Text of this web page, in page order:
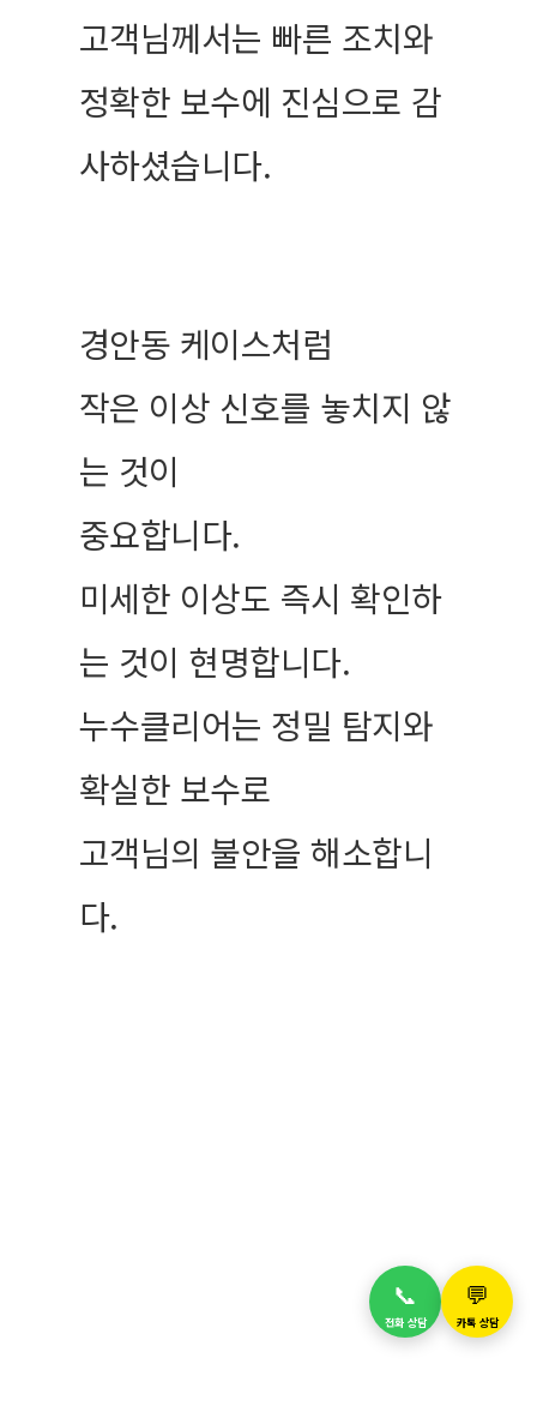
고객님께서는 빠른 조치와
정확한 보수에 진심으로 감
사하셨습니다.
경안동 케이스처럼
작은 이상 신호를 놓치지 않
는 것이
중요합니다.
미세한 이상도 즉시 확인하
는 것이 현명합니다.
누수클리어는 정밀 탐지와
확실한 보수로
고객님의 불안을 해소합니
다.
📞
전화 상담
💬
카톡 상담